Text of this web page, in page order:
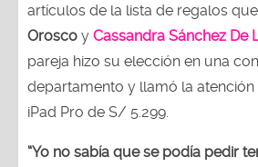
artículos de la lista de regalos
Orosco y Cassandra Sánchez De
pareja hizo su elección en una
departamento y llamó la
iPad Pro de S/ 5.299.
“Yo no sabía que se podía pedir